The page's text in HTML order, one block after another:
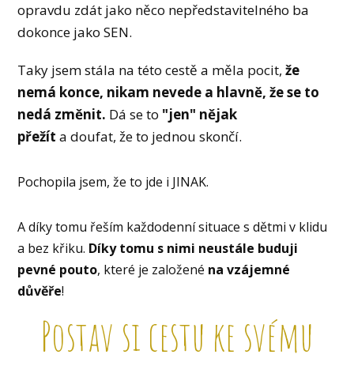
opravdu zdát jako něco nepředstavitelného ba
dokonce jako SEN.
Taky jsem stála na této cestě a měla pocit,že
nemá konce, nikam nevede a hlavně, že se to
nedá změnit. Dá se to "jen" nějak
přežíta doufat, že to jednou skončí.
Pochopila jsem, že to jde i JINAK.
A díky tomu řeším každodenní situace s dětmi v klidu
a bez křiku. Díky tomu s nimi neustále buduji
pevné pouto, které je založené na vzájemné
důvěře!
Postav si cestu ke svému